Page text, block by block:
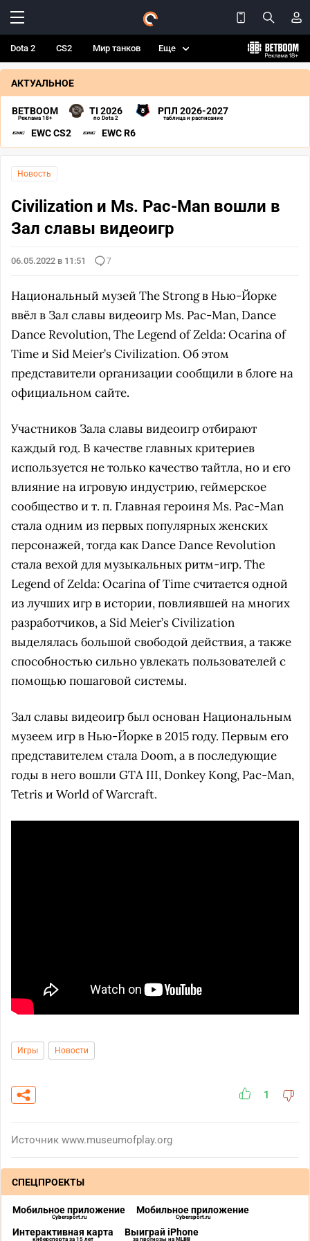
Dota 2 CS2 Мир танков Еще
АКТУАЛЬНОЕ
BETBOOM
Реклама 18+
TI 2026
по Dota 2
РПЛ 2026-2027
таблица и расписание
EWC CS2 EWC R6
Новость
Civilization и Ms. Pac-Man вошли в
Зал славы видеоигр
06.05.2022 в 11:51 7
Национальный музей The Strong в Нью-Йорке
ввёл в Зал славы видеоигр Ms. Pac-Man, Dance
Dance Revolution, The Legend of Zelda: Ocarina of
Time и Sid Meier’s Civilization. Об этом
представители организации сообщили в блоге на
официальном сайте.
Участников Зала славы видеоигр отбирают
каждый год. В качестве главных критериев
используется не только качество тайтла, но и его
влияние на игровую индустрию, геймерское
сообщество и т. п. Главная героиня Ms. Pac-Man
стала одним из первых популярных женских
персонажей, тогда как Dance Dance Revolution
стала вехой для музыкальных ритм-игр. The
Legend of Zelda: Ocarina of Time считается одной
из лучших игр в истории, повлиявшей на многих
разработчиков, а Sid Meier’s Civilization
выделялась большой свободой действия, а также
способностью сильно увлекать пользователей с
помощью пошаговой системы.
Зал славы видеоигр был основан Национальным
музеем игр в Нью-Йорке в 2015 году. Первым его
представителем стала Doom, а в последующие
годы в него вошли GTA III, Donkey Kong, Pac-Man,
Tetris и World of Warcraft.
Игры Новости
1
Источник www.museumofplay.org
СПЕЦПРОЕКТЫ
Мобильное приложение
Cybersport.ru
Мобильное приложение
Cybersport.ru
Интерактивная карта
киберспорта за 15 лет
Выиграй iPhone
за прогнозы на MLBB